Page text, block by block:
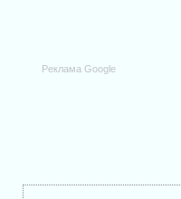
Реклама Google